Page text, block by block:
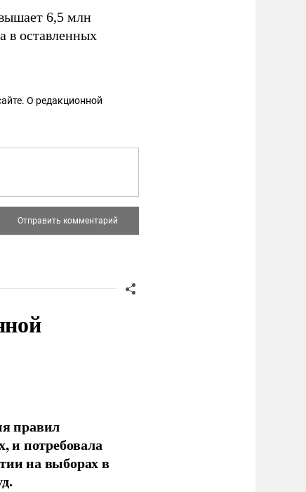
6,5 млн
в оставленных
О редакционной
правил
и потребовала
на выборах в